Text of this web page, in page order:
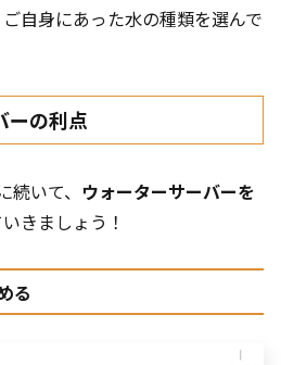
自身にあった水の種類を選んで
ーの利点
いて、 ウォーターサーバーを
きましょう！
る